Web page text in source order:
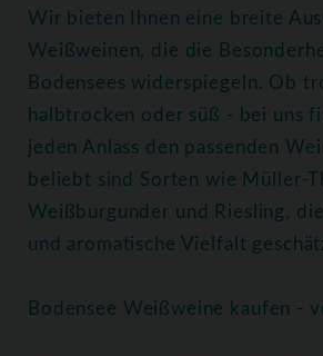
Wir bieten Ihnen eine breite
Weißweinen, die die
Bodensees widerspiegeln. Ob
halbtrocken oder süß - bei uns
jeden Anlass den passenden
beliebt sind Sorten wie Müller-
Weißburgunder und Riesling,
und aromatische Vielfalt
Bodensee Weißweine kaufen -